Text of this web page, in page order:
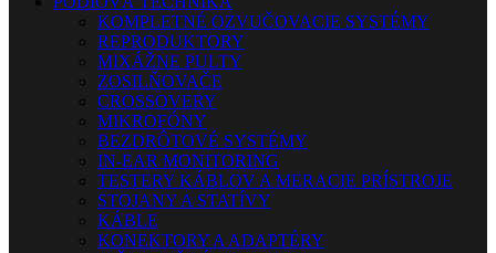
KOMPLETNÉ OZVUČOVACIE SYSTÉMY
REPRODUKTORY
MIXÁŽNE PULTY
ZOSILŇOVAČE
CROSSOVERY
MIKROFÓNY
BEZDRÔTOVÉ SYSTÉMY
IN-EAR MONITORING
TESTERY KÁBLOV A MERACIE PRÍSTROJE
STOJANY A STATÍVY
KÁBLE
KONEKTORY A ADAPTÉRY